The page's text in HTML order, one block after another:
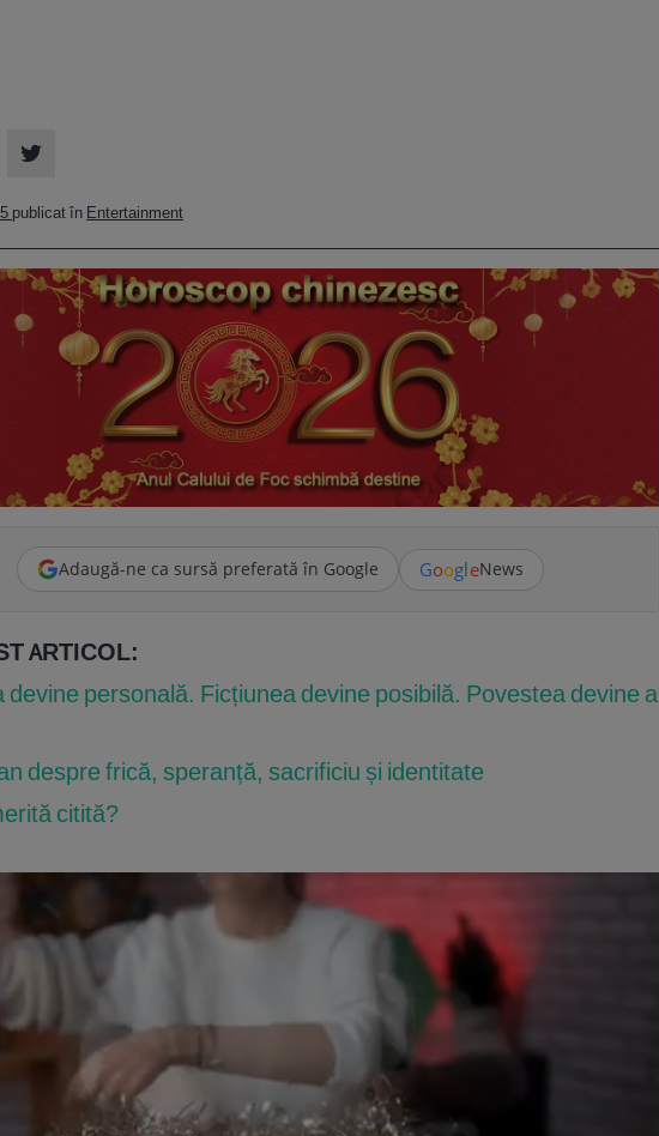
publicat în Entertainment
Adaugă-ne ca sursă preferată în Google GoogleNews
ARTICOL:
devine personală. Ficțiunea devine posibilă. Povestea devine a
despre frică, speranță, sacrificiu și identitate
citită?